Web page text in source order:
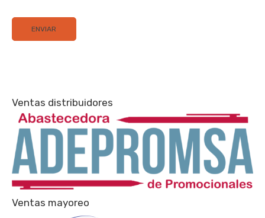
Ventas distribuidores
Ventas mayoreo